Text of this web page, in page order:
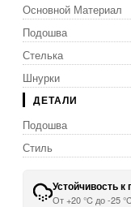
Основной Материал
Подошва
Стелька
Шнурки
ДЕТАЛИ
Подошва
Стиль
Устойчивость к
От +20 °C до -25